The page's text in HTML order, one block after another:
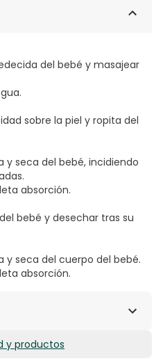
del bebé y masajear
sobre la piel y ropita del
y seca del bebé, incidiendo
absorción.
bebé y desechar tras su
y seca del cuerpo del bebé.
absorción.
suave de 500ml, la leche
y productos